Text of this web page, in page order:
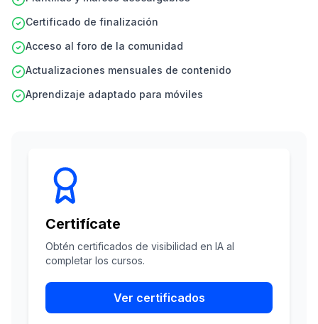
Certificado de finalización
Acceso al foro de la comunidad
Actualizaciones mensuales de contenido
Aprendizaje adaptado para móviles
Certifícate
Obtén certificados de visibilidad en IA al
completar los cursos.
Ver certificados